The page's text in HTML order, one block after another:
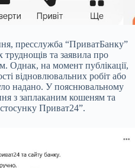
пресслужба “ПриватБанку”
труднощів та заявила про
Однак, на момент публікації,
відновлювальних робіт або
надано. У пояснювальному
з заплаканим кошеням та
Приват24”.